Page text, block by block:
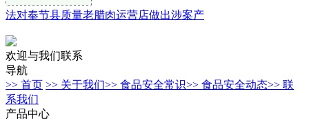
法对奉节县质量老腊肉运营店做出涉案产
欢迎与我们联系
导航
>> 首页 >> 关于我们>> 食品安全常识>> 食品安全动态>> 联
系我们
产品中心